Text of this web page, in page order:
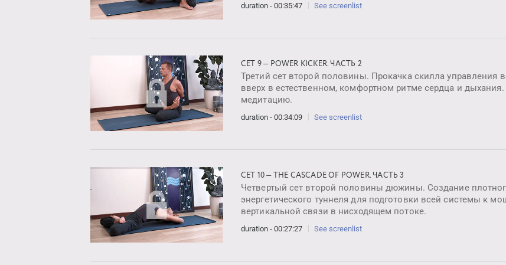
duration - 00:35:47 See screenlist
СЕТ 9 — POWER KICKER. ЧАСТЬ 2
Третий сет второй половины. Прокачка скилла управления
вверх в естественном, комфортном ритме сердца и дыхания.
медитацию.
duration - 00:34:09 See screenlist
СЕТ 10 — THE CASCADE OF POWER. ЧАСТЬ 3
Четвертый сет второй половины дюжины. Создание
энергетического туннеля для подготовки всей системы к
вертикальной связи в нисходящем потоке.
duration - 00:27:27 See screenlist